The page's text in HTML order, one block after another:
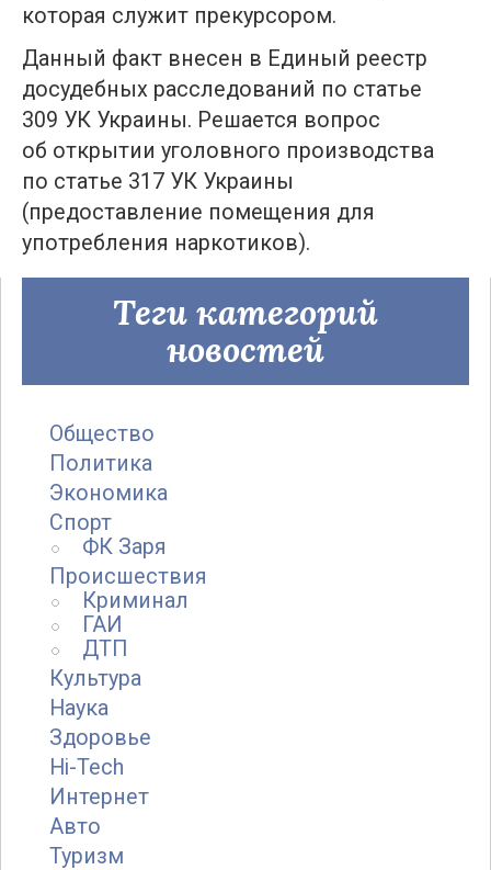
которая служит прекурсором.
Данный факт внесен в Единый реестр
досудебных расследований по статье
309 УК Украины. Решается вопрос
об открытии уголовного производства
по статье 317 УК Украины
(предоставление помещения для
употребления наркотиков).
Теги категорий
новостей
Общество
Политика
Экономика
Спорт
ФК Заря
Происшествия
Криминал
ГАИ
ДТП
Культура
Наука
Здоровье
Hi-Tech
Интернет
Авто
Туризм